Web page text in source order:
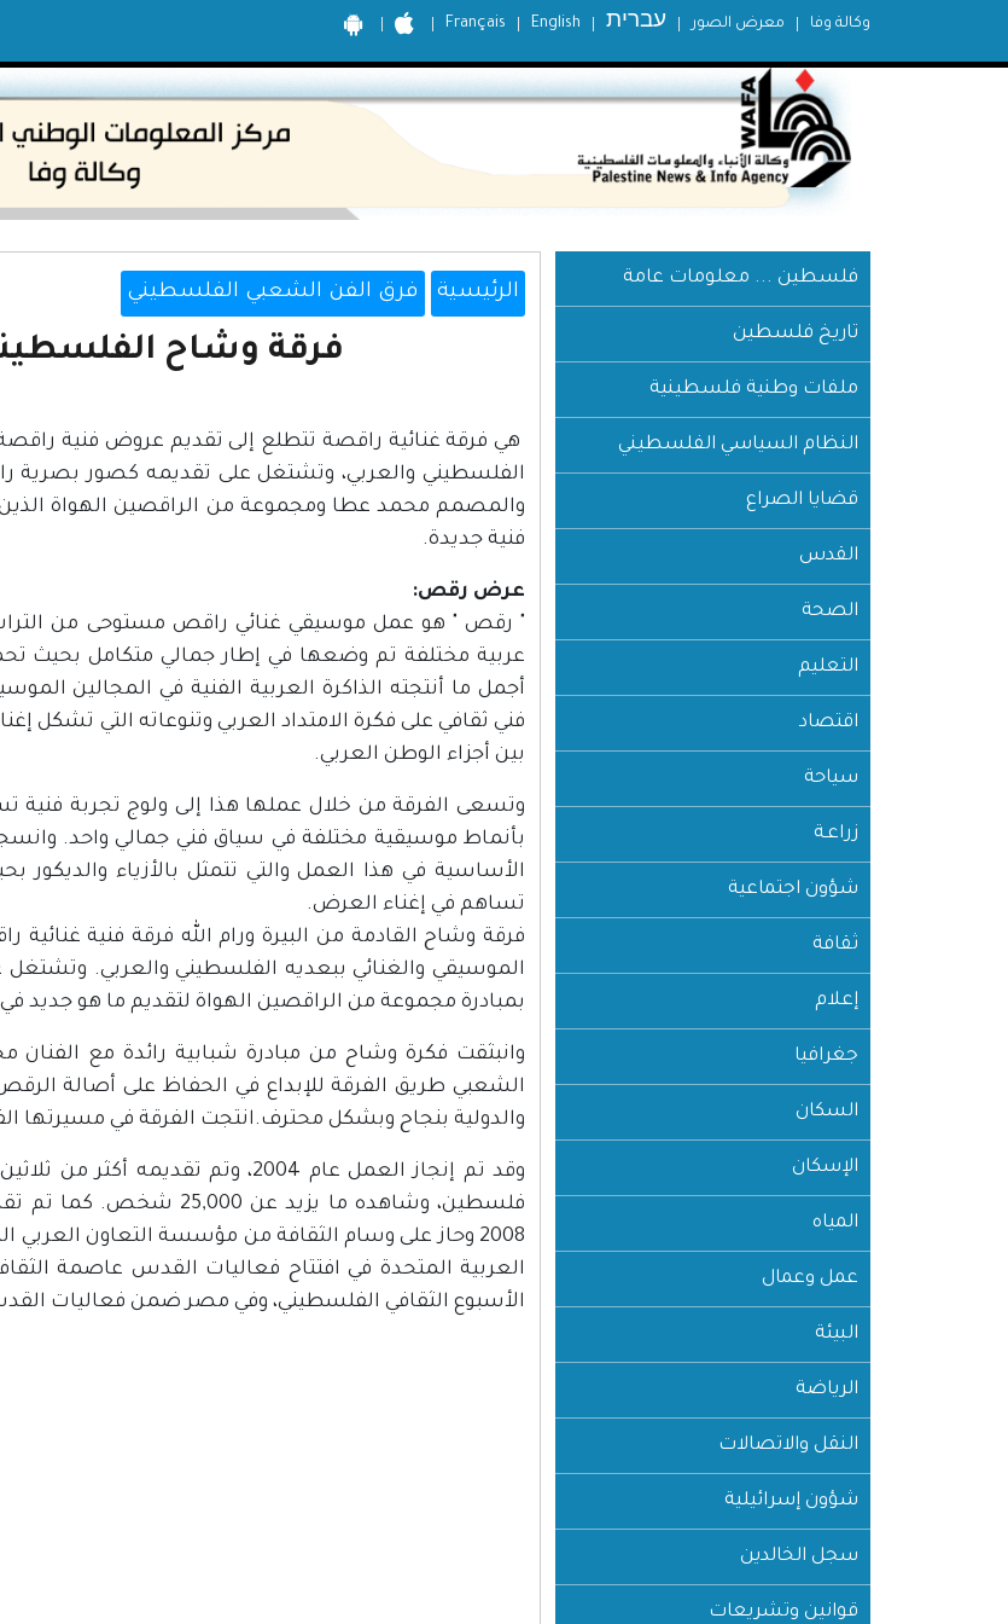
Français English עברית معرض الصور وكالة وفا
فلسطين ... معلومات عامة
تاريخ فلسطين
ملفات وطنية فلسطينية
النظام السياسي الفلسطيني
قضايا الصراع
القدس
الصحة
التعليم
اقتصاد
سياحة
زراعـة
شؤون اجتماعية
ثقافة
إعلام
جغرافيا
السكان
الإسكان
المياه
عمل وعمال
البيئة
الرياضة
النقل والاتصالات
شؤون إسرائيلية
سجل الخالدين
قوانين وتشريعات
الرئيسية فرق الفن الشعبي الفلسطيني
فرقة وشاح
هي فرقة غنائية راقصة تتطلع إلى تقديم عروض فنية
والمصمم محمد عطا ومجموعة من الراقصين الهواة
فنية جديدة.
عرض رقص:
" رقص " هو عمل موسيقي غنائي راقص مستوحى من التراث
عربية مختلفة تم وضعها في إطار جمالي متكامل بحيث
أجمل ما أنتجته الذاكرة العربية الفنية في المجالين
فني ثقافي على فكرة الامتداد العربي وتنوعاته التي تشكل
بين أجزاء الوطن العربي.
وتسعى الفرقة من خلال عملها هذا إلى ولوج تجربة فنية
بأنماط موسيقية مختلفة في سياق فني جمالي واحد.
الأساسية في هذا العمل والتي تتمثل بالأزياء
تساهم في إغناء العرض.
فرقة وشاح القادمة من البيرة ورام الله فرقة فنية
بمبادرة مجموعة من الراقصين الهواة لتقديم ما هو جديد في
وانبثقت فكرة وشاح من مبادرة شبابية رائدة مع
الشعبي طريق الفرقة للإبداع في الحفاظ على أصالة
والدولية بنجاح وبشكل محترف.انتجت الفرقة في مسيرتها
وقد تم إنجاز العمل عام 2004، وتم
فلسطين، وشاهده ما يزيد
2008 وحاز على وسام الثقافة من مؤسسة التعاون العربي
الأسبوع الثقافي الفلسطيني، وفي مصر ضمن فعاليات